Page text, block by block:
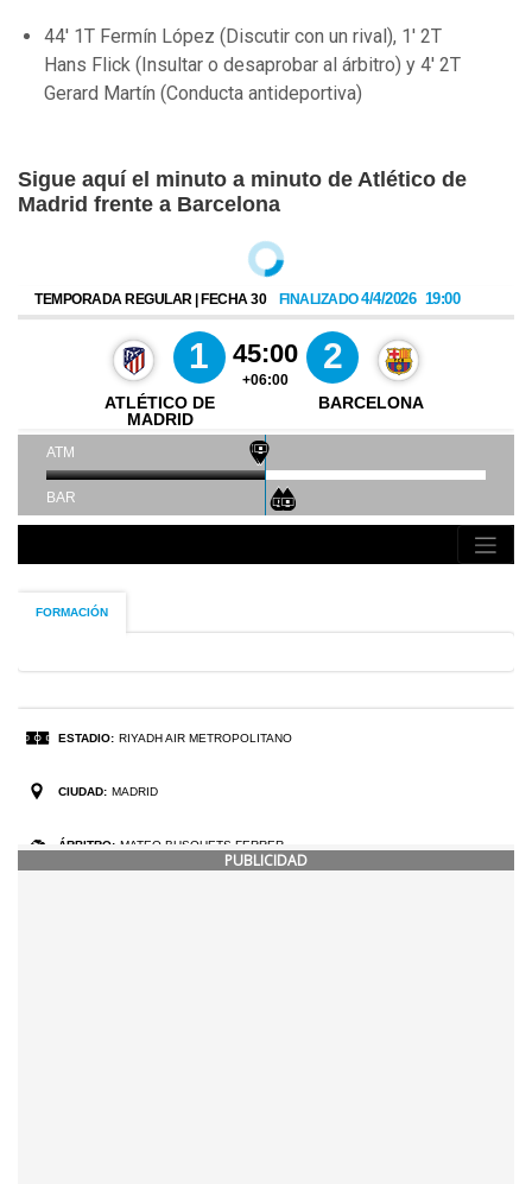
44' 1T Fermín López (Discutir con un rival), 1' 2T
Hans Flick (Insultar o desaprobar al árbitro) y 4' 2T
Gerard Martín (Conducta antideportiva)
Sigue aquí el minuto a minuto de Atlético de
Madrid frente a Barcelona
PUBLICIDAD